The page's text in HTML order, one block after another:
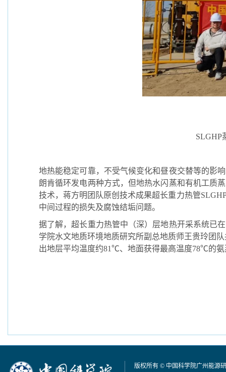
SLGHP
地热能稳定可靠，不受气候变化和昼夜交替等的影
朗肯循环发电两种方式，但地热水闪蒸和有机工质
技术，蒋方明团队原创技术成果超长重力热管
中间过程的损失及腐蚀结垢问题。
据了解，超长重力热管中（深）层地热开采系统已
学院水文地质环境地质研究所副总地质师王贵玲团
出地层平均温度约81℃、地面获得最高温度78℃的
版权所有 © 中国科学院广州能源